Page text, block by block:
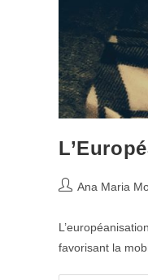
Ana Maria
favorisant la